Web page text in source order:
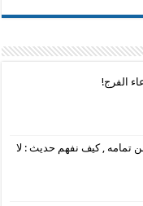
الفرج!
تمامه , كيف نفهم حديث : لا